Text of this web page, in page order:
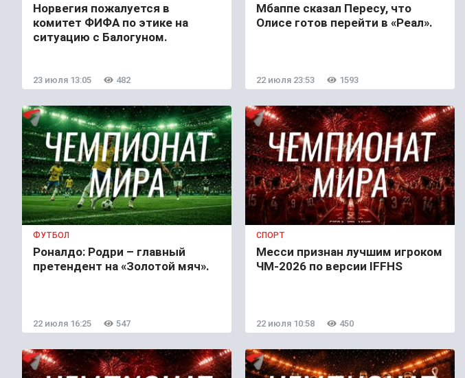
Норвегия пожалуется в
комитет ФИФА по этике на
ситуацию с Балогуном.
23 июля 13:05 482
Мбаппе сказал Пересу, что
Олисе готов перейти в «Реал».
22 июля 23:53 1593
ФУТБОЛ
Роналдо: Родри – главный
претендент на «Золотой мяч».
22 июля 16:25 547
СПОРТ
Месси признан лучшим игроком
ЧМ-2026 по версии IFFHS
22 июля 10:58 450